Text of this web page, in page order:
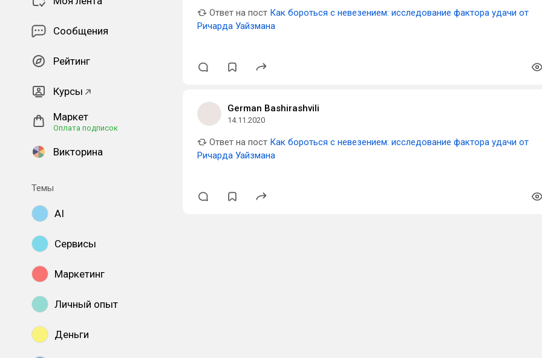
Сообщения
Рейтинг
Курсы
Маркет
Оплата подписок
Викторина
Темы
AI
Сервисы
Маркетинг
Личный опыт
Деньги
Ответ на пост Как бороться с невезением: исследование фактора удачи от
Ричарда Уайзмана
German Bashirashvili
14.11.2020
Ответ на пост Как бороться с невезением: исследование фактора удачи от
Ричарда Уайзмана